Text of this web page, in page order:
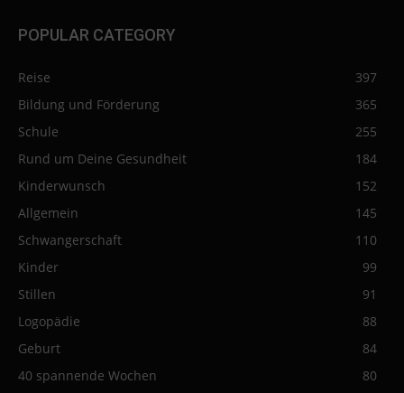
POPULAR CATEGORY
Reise
397
Bildung und Förderung
365
Schule
255
Rund um Deine Gesundheit
184
Kinderwunsch
152
Allgemein
145
Schwangerschaft
110
Kinder
99
Stillen
91
Logopädie
88
Geburt
84
40 spannende Wochen
80